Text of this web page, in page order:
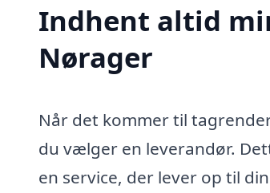
Indhent altid
Nørager
Når det kommer til
du vælger en leverandør.
en service, der lever op til